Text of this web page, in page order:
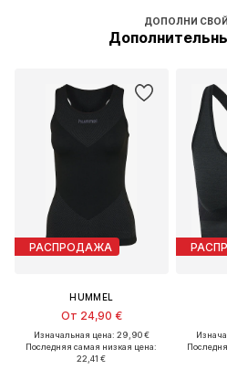
ДОПОЛНИ
РАСПРОДАЖА
HUMMEL
От 24,90 €
Изначальная цена: 29,90 €
Последняя самая низкая цена:
22,41 €